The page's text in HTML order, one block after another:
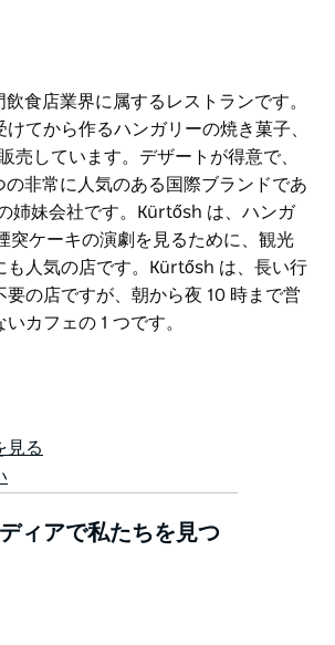
食店業界に属するレストランです。
てから作るハンガリーの焼き菓子、
売しています。デザートが得意で、
の非常に人気のある国際ブランドであ
姉妹会社です。Kürtősh は、ハンガ
突ケーキの演劇を見るために、観光
も人気の店です。Kürtősh は、長い行
要の店ですが、朝から夜 10 時まで営
カフェの 1 つです。
てから作るハンガリーの焼き菓子、
の非常に人気のある国際ブランドであ
姉妹会社です。Kürtősh は、ハンガ
も人気の店です。Kürtősh は、長い行
の店ですが、朝から夜 10 時まで営
カフェの 1 つです。
見る
ィアで私たちを見つ